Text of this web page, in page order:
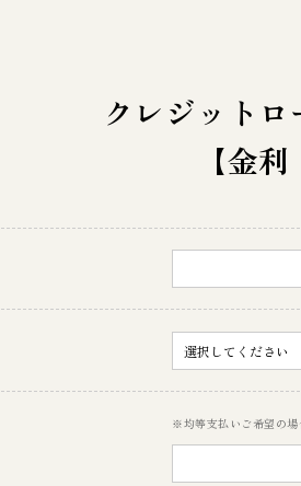
クレジットロ
【金
※均等支払いご希望の場